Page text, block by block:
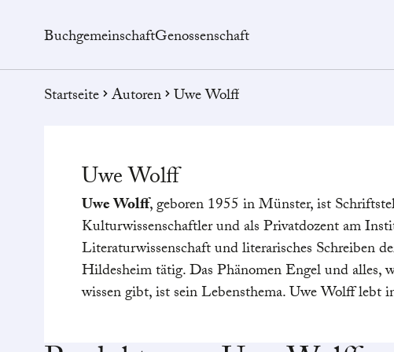
BuchgemeinschaftGenossenschaft
Startseite Autoren Uwe Wolff
UweWolff
Uwe Wolff, geboren 1955 in Münster, ist
Kulturwissenschaftler und als Privatdozent am
Literaturwissenschaft und literarisches Schreiben
Hildesheim tätig. Das Phänomen Engel und alles,
wissen gibt, ist sein Lebensthema. Uwe Wolff lebt